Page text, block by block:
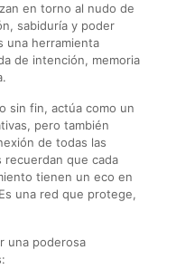
en torno al nudo de
sabiduría y poder
una herramienta
de intención, memoria
sin fin, actúa como un
pero también
de todas las
recuerdan que cada
tienen un eco en
una red que protege,
una poderosa